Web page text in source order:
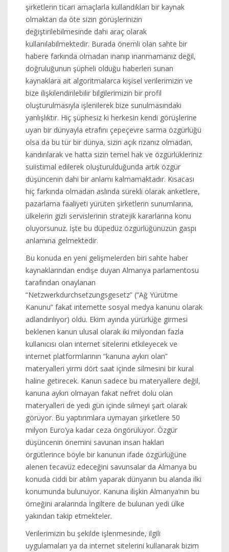
şirketlerin ticari amaçlarla kullandıkları bir kaynak
olmaktan da öte sizin görüşlerinizin
değiştirilebilmesinde dahi araç olarak
kullanılabilmektedir. Burada önemli olan sahte bir
habere farkında olmadan inanıp inanmamanız değil,
doğruluğunun şüpheli olduğu haberleri sunan
kaynaklara ait algoritmalarca kişisel verilerimizin ve
bize ilişkilendirilebilir bilgilerimizin bir profil
oluşturulmasıyla işlenilerek bize sunulmasındaki
yanlışlıktır. Hiç şüphesiz ki herkesin kendi görüşlerine
uyan bir dünyayla etrafını çepeçevre sarma özgürlüğü
olsa da bu tür bir dünya, sizin açık rızanız olmadan,
kandırılarak ve hatta sizin temel hak ve özgürlükleriniz
suiistimal edilerek oluşturulduğunda artık özgür
düşüncenin dahi bir anlamı kalmamaktadır. Kısacası
hiç farkında olmadan aslında sürekli olarak anketlere,
pazarlama faaliyeti yürüten şirketlerin sunumlarına,
ülkelerin gizli servislerinin stratejik kararlarına konu
oluyorsunuz. İşte bu düpedüz özgürlüğünüzün gaspı
anlamına gelmektedir.
Bu konuda en yeni gelişmelerden biri sahte haber
kaynaklarından endişe duyan Almanya parlamentosu
tarafından onaylanan
“Netzwerkdurchsetzungsgesetz” (“Ağ Yürütme
Kanunu” fakat internette sosyal medya kanunu olarak
adlandırılıyor) oldu. Ekim ayında yürürlüğe girmesi
beklenen kanun ulusal olarak iki milyondan fazla
kullanıcısı olan internet sitelerini etkileyecek ve
internet platformlarının “kanuna aykırı olan”
materyalleri yirmi dört saat içinde silmesini bir kural
haline getirecek. Kanun sadece bu materyallere değil,
kanuna aykırı olmayan fakat nefret dolu olan
materyalleri de yedi gün içinde silmeyi şart olarak
görüyor. Bu yaptırımlara uymayan şirketlere 50
milyon Euro’ya kadar ceza öngörülüyor. Özgür
düşüncenin önemini savunan insan hakları
örgütlerince böyle bir kanunun ifade özgürlüğüne
alenen tecavüz edeceğini savunsalar da Almanya bu
konuda ciddi bir atılım yaparak dünyanın bu alanda ilki
konumunda bulunuyor. Kanuna ilişkin Almanya’nın bu
örneğini aralarında İngiltere de bulunan yedi ülke
yakından takip etmekteler.
Verilerimizin bu şekilde işlenmesinde, ilgili
uygulamaları ya da internet sitelerini kullanarak bizim